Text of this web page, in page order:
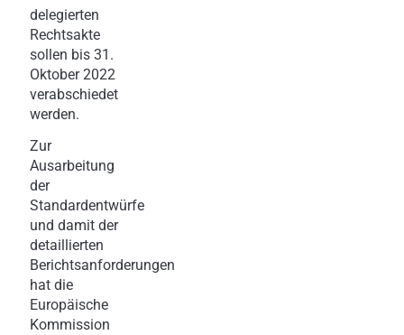
delegierten
Rechtsakte
sollen bis 31.
Oktober 2022
verabschiedet
werden.
Zur
Ausarbeitung
der
Standardentwürfe
und damit der
detaillierten
Berichtsanforderungen
hat die
Europäische
Kommission